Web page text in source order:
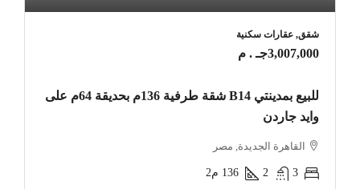
شقق, عقارات سكنية
3,007,000جـ . م
للبيع بمدينتي B14 شقة طرفية 136م بحديقة 64م على
وايد جاردن
القاهرة الجديدة, مصر
3
2
136 م2